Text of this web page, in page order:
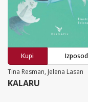
Kupi
Tina Resman, Jelena Lasan
KALARU